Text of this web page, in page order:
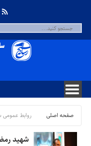
صفحه اصلی روابط
شهید